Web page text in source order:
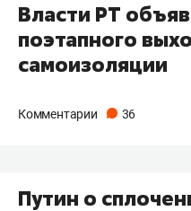
Власти РТ
поэтапного
самоизоляции
Комментарии 36
Путин о